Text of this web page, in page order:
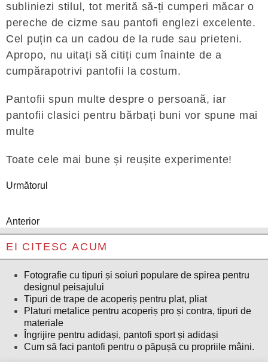
subliniezi stilul, tot merită să-ți cumperi măcar o
pereche de cizme sau pantofi englezi excelente.
Cel puțin ca un cadou de la rude sau prieteni.
Apropo, nu uitați să citiți cum înainte de a
cumpărapotrivi pantofii la costum.
Pantofii spun multe despre o persoană, iar
pantofii clasici pentru bărbați buni vor spune mai
multe
Toate cele mai bune și reușite experimente!
Următorul
Anterior
EI CITESC ACUM
Fotografie cu tipuri și soiuri populare de spirea pentru
designul peisajului
Tipuri de trape de acoperiș pentru plat, pliat
Platuri metalice pentru acoperiș pro și contra, tipuri de
materiale
Îngrijire pentru adidași, pantofi sport și adidași
Cum să faci pantofi pentru o păpușă cu propriile mâini.